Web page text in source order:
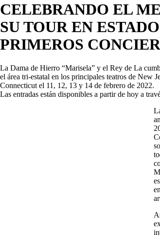
CELEBRANDO EL
SU TOUR EN
PRIMEROS
La Dama de Hierro “Marisela” y el Rey de La
el área tri-estatal en los principales teatros de New
Connecticut el 11, 12, 13 y 14 de febrero de 2022.
Las entradas están disponibles a partir de hoy a